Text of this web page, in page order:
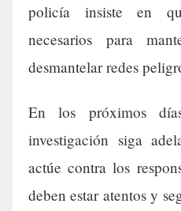
policía insiste en
necesarios para
desmantelar redes
En los próximos
investigación siga
actúe contra los
deben estar atentos y